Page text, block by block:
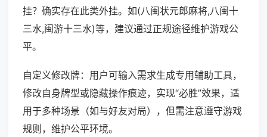
挂？确实存在此类外挂。如(八闽状元郎麻将,八闽十
三水,闽游十三水)等，建议通过正规途径维护游戏公
平。
自定义修改牌：用户可输入需求生成专用辅助工具，
修改自身牌型或隐藏操作痕迹，实现“必胜”效果，适
用于多种场景（如与好友对局），但需注意遵守游戏
规则，维护公平环境。